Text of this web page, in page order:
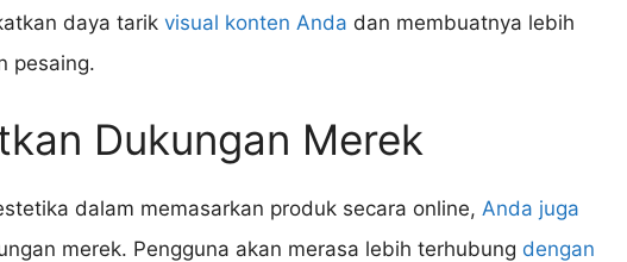
daya tarik visual konten Anda dan membuatnya lebih
pesaing.
Dukungan Merek
dalam memasarkan produk secara online, Anda juga
merek. Pengguna akan merasa lebih terhubung dengan